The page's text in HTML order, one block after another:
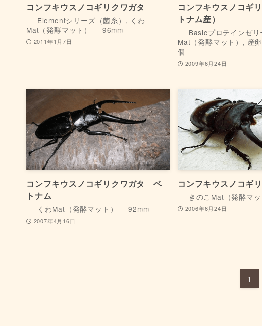
コンフキウスノコギリクワガタ
Elementシリーズ（菌糸）, くわ
Mat（発酵マット）
96mm
2011年1月7日
コンフキウスノコギ
トナム産）
Basicプロテインゼリ
Mat（発酵マット）, 産
個
2009年6月24日
コンフキウスノコギリクワガタ ベ
トナム
くわMat（発酵マット） 92mm
2007年4月16日
コンフキウスノコギ
きのこMat（発酵マッ
2006年6月24日
1